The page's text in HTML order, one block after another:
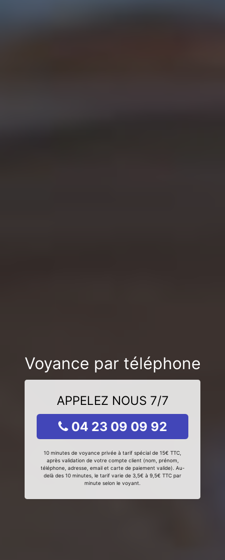
Voyance par téléphone
APPELEZ NOUS 7/7
04 23 09 09 92
10 minutes de voyance privée à tarif spécial de 15€ TTC,
après validation de votre compte client (nom, prénom,
téléphone, adresse, email et carte de paiement valide). Au-
delà des 10 minutes, le tarif varie de 3,5€ à 9,5€ TTC par
minute selon le voyant.